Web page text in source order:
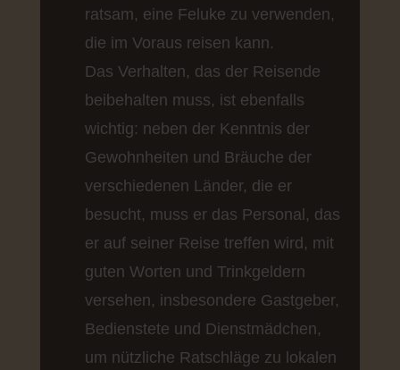
ratsam, eine Feluke zu verwenden,
die im Voraus reisen kann.
Das Verhalten, das der Reisende
beibehalten muss, ist ebenfalls
wichtig: neben der Kenntnis der
Gewohnheiten und Bräuche der
verschiedenen Länder, die er
besucht, muss er das Personal, das
er auf seiner Reise treffen wird, mit
guten Worten und Trinkgeldern
versehen, insbesondere Gastgeber,
Bedienstete und Dienstmädchen,
um nützliche Ratschläge zu lokalen